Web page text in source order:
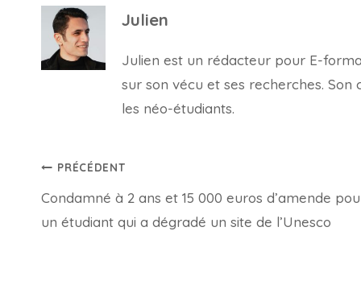
Julien
Julien est un rédacteur pour E-
sur son vécu et ses recherches.
les néo-étudiants.
Navigation
de
PRÉCÉDENT
Condamné à 2 ans et 15 000 euros d’amende
un étudiant qui a dégradé un site de l’Unesco